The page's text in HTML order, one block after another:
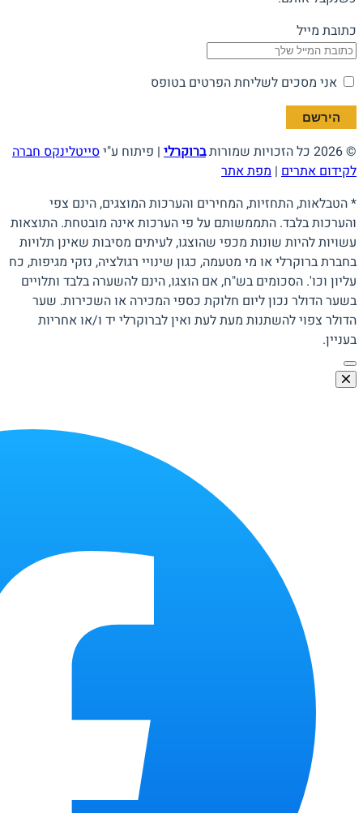
כתובת מייל
אני מסכים לשליחת הפרטים בטופס
© 2026 כל הזכויות שמורות ברוקרלי | פיתוח ע"יסייטלינקס חברה
לקידום אתרים | מפת אתר
* הטבלאות, התחזיות, המחירים והערכות המוצגים, הינם צפי
והערכות בלבד. התממשותם על פי הערכות אינה מובטחת. התוצאות
עשויות להיות שונות מכפי שהוצגו, לעיתים מסיבות שאינן תלויות
בחברת ברוקרלי או מי מטעמה, כגון שינויי רגולציה, נזקי מגיפות, כח
עליון וכו'. הסכומים בש"ח, אם הוצגו, הינם להשערה בלבד ותלויים
בשער הדולר נכון ליום חלוקת כספי המכירה או השכירות. שער
הדולר צפוי להשתנות מעת לעת ואין לברוקרלי יד ו/או אחריות
בעניין.